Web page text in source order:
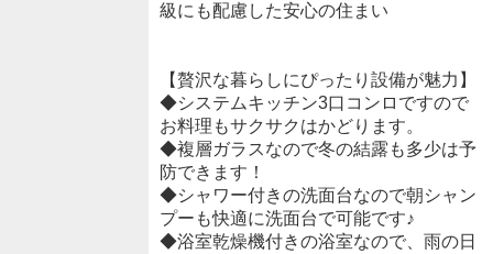
級にも配慮した安心の住まい
【贅沢な暮らしにぴったり設備が魅力】
◆システムキッチン3口コンロですので
お料理もサクサクはかどります。
◆複層ガラスなので冬の結露も多少は予
防できます！
◆シャワー付きの洗面台なので朝シャン
プーも快適に洗面台で可能です♪
◆浴室乾燥機付きの浴室なので、雨の日